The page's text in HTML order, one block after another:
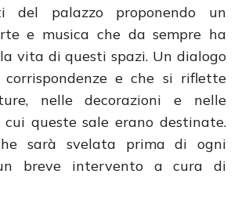
del palazzo proponendo un
e musica che da sempre ha
vita di questi spazi. Un dialogo
e che si riflette
nelle decorazioni e nelle
cui queste sale erano destinate.
sarà svelata prima di ogni
breve intervento a cura di